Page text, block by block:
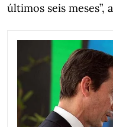
últimos seis meses”,